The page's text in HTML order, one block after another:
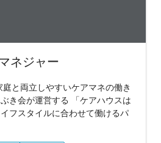
ネジャー
と両立しやすいケアマネの働き
き会が運営する 「ケアハウスは
フスタイルに合わせて働けるパ